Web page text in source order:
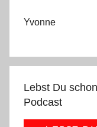
Yvonne
Lebst Du
Podcast